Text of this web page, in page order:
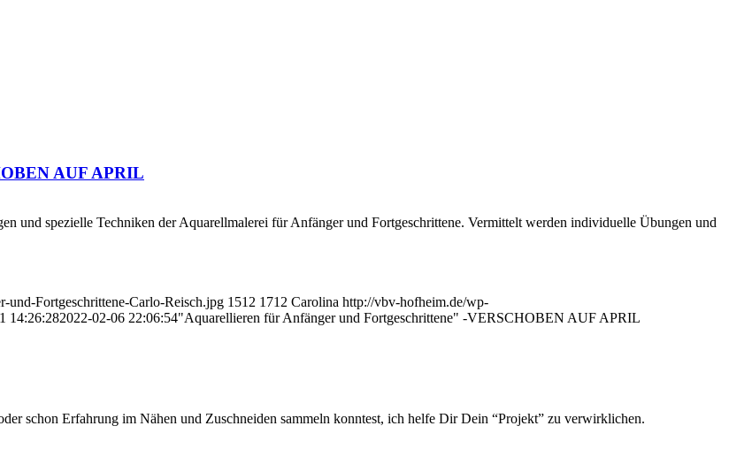
AUF APRIL
und spezielle Techniken der Aquarellmalerei für Anfänger und Fortgeschrittene. Vermittelt werden individuelle Übungen und
und-Fortgeschrittene-Carlo-Reisch.jpg 1512 1712 Carolina http://vbv-hofheim.de/wp-
14:26:282022-02-06 22:06:54"Aquarellieren für Anfänger und Fortgeschrittene" -VERSCHOBEN AUF APRIL
schon Erfahrung im Nähen und Zuschneiden sammeln konntest, ich helfe Dir Dein “Projekt” zu verwirklichen.